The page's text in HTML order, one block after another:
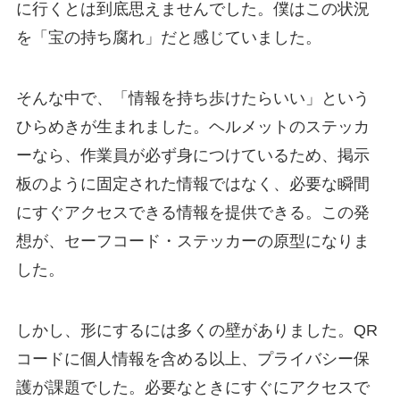
に行くとは到底思えませんでした。僕はこの状況
を「宝の持ち腐れ」だと感じていました。
そんな中で、「情報を持ち歩けたらいい」という
ひらめきが生まれました。ヘルメットのステッカ
ーなら、作業員が必ず身につけているため、掲示
板のように固定された情報ではなく、必要な瞬間
にすぐアクセスできる情報を提供できる。この発
想が、セーフコード・ステッカーの原型になりま
した。
しかし、形にするには多くの壁がありました。QR
コードに個人情報を含める以上、プライバシー保
護が課題でした。必要なときにすぐにアクセスで